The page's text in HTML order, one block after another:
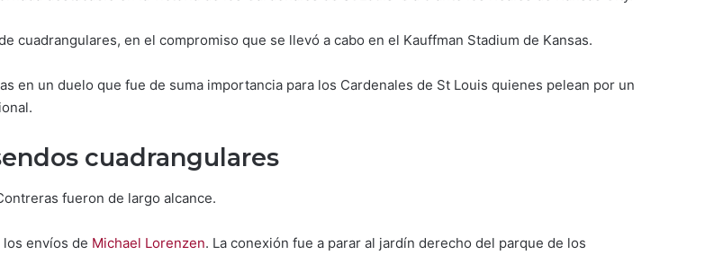
cuadrangulares, en el compromiso que se llevó a cabo en el Kauffman Stadium de Kansas.
en un duelo que fue de suma importancia para los Cardenales de St Louis quienes pelean por un
cuadrangulares
fueron de largo alcance.
envíos de Michael Lorenzen. La conexión fue a parar al jardín derecho del parque de los